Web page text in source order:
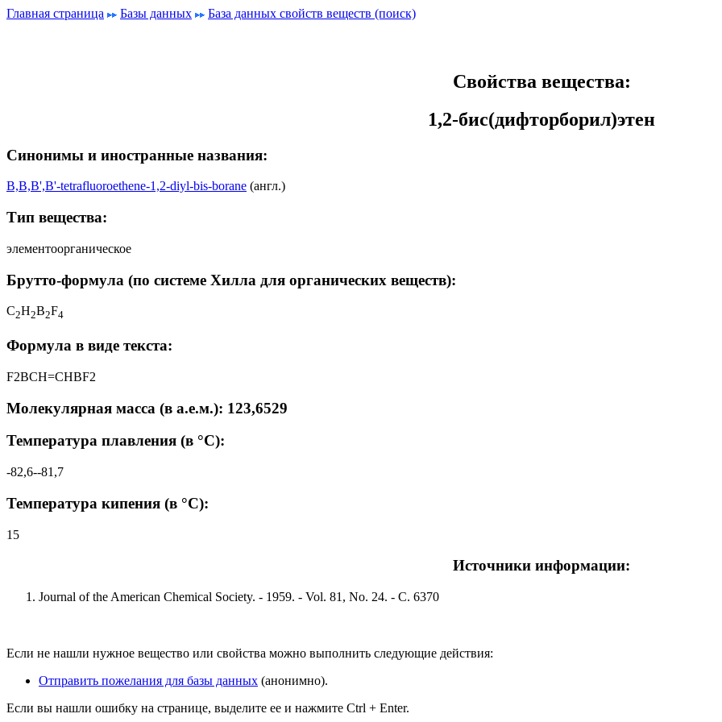
Главная страница Базы данных База данных свойств веществ (поиск)
Свойства вещества:
1,2-бис(дифторборил)этен
Синонимы и иностранные названия:
B,B,B',B'-tetrafluoroethene-1,2-diyl-bis-borane (англ.)
Тип вещества:
элементоорганическое
Брутто-формула (по системе Хилла для органических веществ):
C2H2B2F4
Формула в виде текста:
F2BCH=CHBF2
Молекулярная масса (в а.е.м.): 123,6529
Температура плавления (в °C):
-82,6--81,7
Температура кипения (в °C):
15
Источники информации:
Journal of the American Chemical Society. - 1959. - Vol. 81, No. 24. - С. 6370
Если не нашли нужное вещество или свойства можно выполнить следующие действия:
Отправить пожелания для базы данных (анонимно).
Если вы нашли ошибку на странице, выделите ее и нажмите Ctrl + Enter.